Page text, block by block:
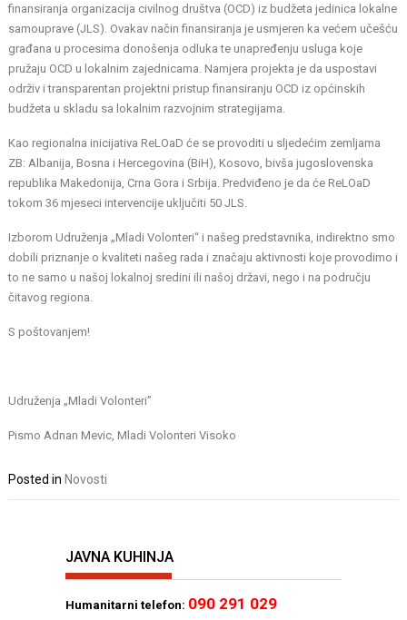
finansiranja organizacija civilnog društva (OCD) iz budžeta jedinica lokalne
samouprave (JLS). Ovakav način finansiranja je usmjeren ka većem učešću
građana u procesima donošenja odluka te unapređenju usluga koje
pružaju OCD u lokalnim zajednicama. Namjera projekta je da uspostavi
održiv i transparentan projektni pristup finansiranju OCD iz općinskih
budžeta u skladu sa lokalnim razvojnim strategijama.
Kao regionalna inicijativa ReLOaD će se provoditi u sljedećim zemljama
ZB: Albanija, Bosna i Hercegovina (BiH), Kosovo, bivša jugoslovenska
republika Makedonija, Crna Gora i Srbija. Predviđeno je da će ReLOaD
tokom 36 mjeseci intervencije uključiti 50 JLS.
Izborom Udruženja „Mladi Volonteri“ i našeg predstavnika, indirektno smo
dobili priznanje o kvaliteti našeg rada i značaju aktivnosti koje provodimo i
to ne samo u našoj lokalnoj sredini ili našoj državi, nego i na području
čitavog regiona.
S poštovanjem!
Udruženja „Mladi Volonteri”
Pismo Adnan Mevic, Mladi Volonteri Visoko
Posted in Novosti
JAVNA KUHINJA
Humanitarni telefon: 090 291 029